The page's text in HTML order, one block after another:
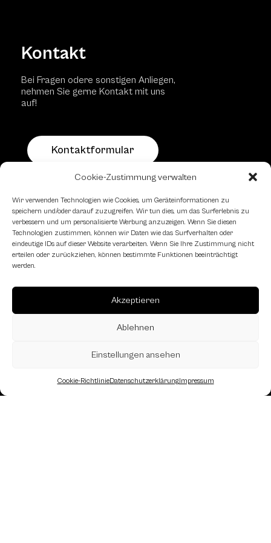
Cookie-Zustimmung verwalten
Wir verwenden Technologien wie Cookies, um Geräteinformationen zu
speichern und/oder darauf zuzugreifen. Wir tun dies, um das Surferlebnis zu
verbessern und um personalisierte Werbung anzuzeigen. Wenn Sie diesen
Technologien zustimmen, können wir Daten wie das Surfverhalten oder
eindeutige IDs auf dieser Website verarbeiten. Wenn Sie Ihre Zustimmung nicht
erteilen oder zurückziehen, können bestimmte Funktionen beeinträchtigt
werden.
Akzeptieren
Ablehnen
Einstellungen ansehen
Cookie-RichtlinieDatenschutzerklärungImpressum
Kontakt
Bei Fragen odere sonstigen Anliegen,
nehmen Sie gerne Kontakt mit uns
auf!
Kontaktformular